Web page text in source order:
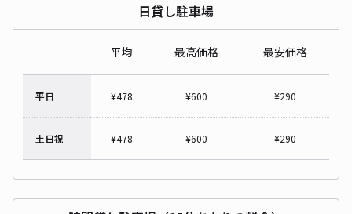
日貸し駐車場
平均 最高価格 最安価格
平日 ¥478 ¥600 ¥290
土日祝 ¥478 ¥600 ¥290